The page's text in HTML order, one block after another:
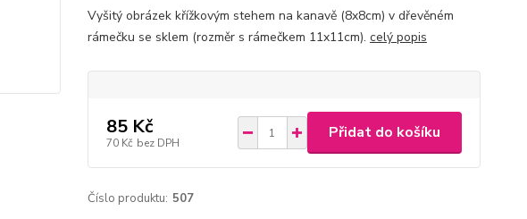
Vyšitý obrázek křížkovým stehem na kanavě (8x8cm) v dřevěném
rámečku se sklem (rozměr s rámečkem 11x11cm). celý popis
85 Kč
70 Kč bez DPH
Přidat do košíku
Číslo produktu: 507